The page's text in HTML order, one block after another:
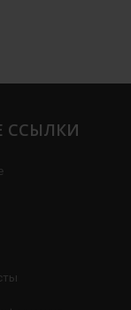
ССЫЛКИ